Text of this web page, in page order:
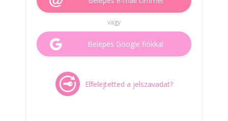
vagy
Belépés Google fiókkal
Elfelejtetted a jelszavadat?